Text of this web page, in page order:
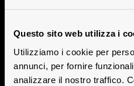
Questo sito web utilizza i
Utilizziamo i cookie per
annunci, per fornire
analizzare il nostro traffico.